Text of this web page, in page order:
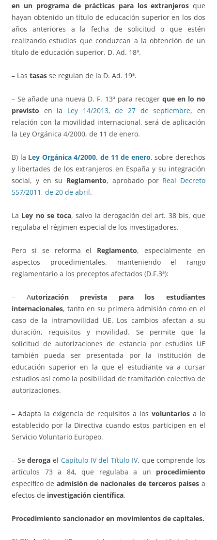
en un programa de prácticas para los extranjeros que
hayan obtenido un título de educación superior en los dos
años anteriores a la fecha de solicitud o que estén
realizando estudios que conduzcan a la obtención de un
título de educación superior. D. Ad. 18ª.
– Las tasas se regulan de la D. Ad. 19ª.
– Se añade una nueva D. F. 13ª para recoger que en lo no
previsto en la Ley 14/2013, de 27 de septiembre, en
relación con la movilidad internacional, será de aplicación
la Ley Orgánica 4/2000, de 11 de enero.
B) la Ley Orgánica 4/2000, de 11 de enero, sobre derechos
y libertades de los extranjeros en España y su integración
social, y en su Reglamento, aprobado por Real Decreto
557/2011, de 20 de abril.
La Ley no se toca, salvo la derogación del art. 38 bis, que
regulaba el régimen especial de los investigadores.
Pero sí se reforma el Reglamento, especialmente en
aspectos procedimentales, manteniendo el rango
reglamentario a los preceptos afectados (D.F.3ª):
– Autorización prevista para los estudiantes
internacionales, tanto en su primera admisión como en el
caso de la intramovilidad UE. Los cambios afectan a su
duración, requisitos y movilidad. Se permite que la
solicitud de autorizaciones de estancia por estudios UE
también pueda ser presentada por la institución de
educación superior en la que el estudiante va a cursar
estudios así como la posibilidad de tramitación colectiva de
autorizaciones.
– Adapta la exigencia de requisitos a los voluntarios a lo
establecido por la Directiva cuando estos participen en el
Servicio Voluntario Europeo.
– Sederoga el Capítulo IV del Título IV, que comprende los
artículos 73 a 84, que regulaba a un procedimiento
específico de admisión de nacionales de terceros países a
efectos de investigación científica.
Procedimiento sancionador en movimientos de capitales.